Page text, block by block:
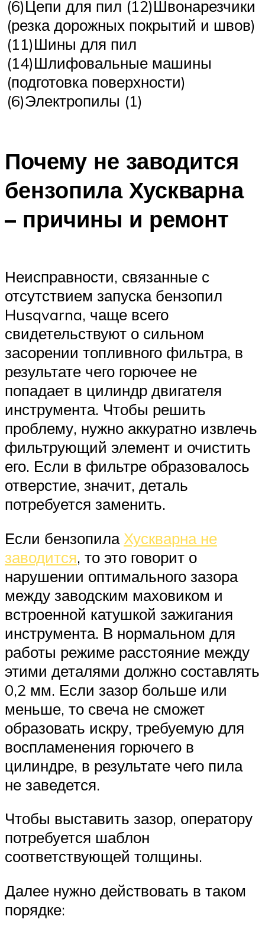
(6)Цепи для пил (12)Швонарезчики
(резка дорожных покрытий и швов)
(11)Шины для пил
(14)Шлифовальные машины
(подготовка поверхности)
(6)Электропилы (1)
Почему не заводится
бензопила Хускварна
– причины и ремонт
Неисправности, связанные с
отсутствием запуска бензопил
Husqvarna, чаще всего
свидетельствуют о сильном
засорении топливного фильтра, в
результате чего горючее не
попадает в цилиндр двигателя
инструмента. Чтобы решить
проблему, нужно аккуратно извлечь
фильтрующий элемент и очистить
его. Если в фильтре образовалось
отверстие, значит, деталь
потребуется заменить.
Если бензопила Хускварна не
заводится, то это говорит о
нарушении оптимального зазора
между заводским маховиком и
встроенной катушкой зажигания
инструмента. В нормальном для
работы режиме расстояние между
этими деталями должно составлять
0,2 мм. Если зазор больше или
меньше, то свеча не сможет
образовать искру, требуемую для
воспламенения горючего в
цилиндре, в результате чего пила
не заведется.
Чтобы выставить зазор, оператору
потребуется шаблон
соответствующей толщины.
Далее нужно действовать в таком
порядке: